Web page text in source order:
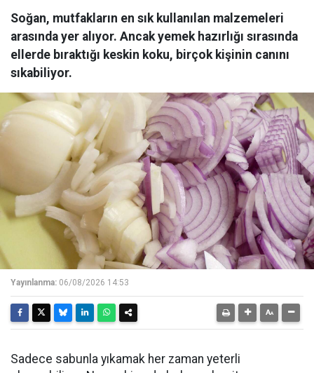
Soğan, mutfakların en sık kullanılan malzemeleri
arasında yer alıyor. Ancak yemek hazırlığı sırasında
ellerde bıraktığı keskin koku, birçok kişinin canını
sıkabiliyor.
Yayınlanma: 06/08/2026 14:53
Sadece sabunla yıkamak her zaman yeterli